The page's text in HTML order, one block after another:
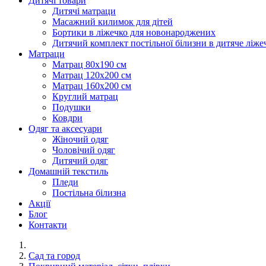
Дитячі матраци
Масажний килимок для дітей
Бортики в ліжечко для новонароджених
Дитячий комплект постільної білизни в дитяче
Матраци
Матрац 80х190 см
Матрац 120х200 см
Матрац 160х200 см
Круглий матрац
Подушки
Ковдри
Одяг та аксесуари
Жіночий одяг
Чоловічий одяг
Дитячий одяг
Домашній текстиль
Пледи
Постільна білизна
Акції
Блог
Контакти
Сад та город